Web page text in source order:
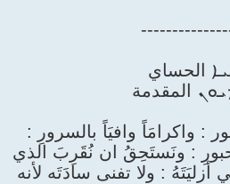
الحساي
المقدمة
: واكرامَاً وافيَاً بالسرورِ :
: ونَستَحِقُ ان نُقَرِبَ الذي
أزليَتَهُ : ولا تفنى سادَتَه لأنه